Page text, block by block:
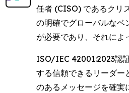
任者 (CISO) であるクリ
の明確でグローバルなベ
が必要であり、それによ
ISO/IEC 42001:2023認
する信頼できるリーダー
のあるメッセージを確実